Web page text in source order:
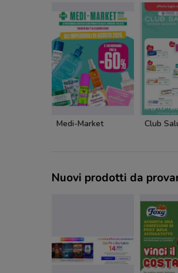
Medi-Market Club
Nuovi prodotti da